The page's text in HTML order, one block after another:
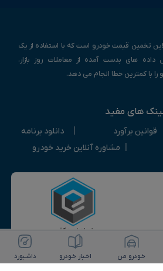
ثبت آگهی رایگان
تخمین قیمت خودرو است که با استفاده از یک
داده های بدست آمده از معاملات روز بازار،
را با کمترین خطا انجام می دهد.
های مفید
قوانین برآورد
دانلود برنامه
مشاوره آنلاین خرید خودرو
خـودرو من اخـبار خـودرو داشـبورد